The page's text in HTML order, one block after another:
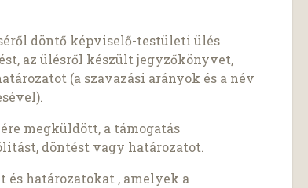
döntő képviselő-testületi ülés
az ülésről készült jegyzőkönyvet,
(a szavazási arányok és a név
megküldött, a támogatás
döntést vagy határozatot.
határozatokat , amelyek a